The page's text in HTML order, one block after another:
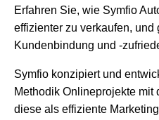
Erfahren Sie, wie Symfio
effizienter zu verkaufen, und
Kundenbindung und -
Symfio konzipiert und
Methodik Onlineprojekte
diese als effiziente